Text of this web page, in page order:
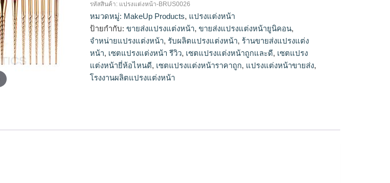
แปรงแต่งหน้า, ขายส่งแปรงแต่งหน้า, ขายส่งแปรงแต่งหน้ายูนิคอน,
จำหน่ายแปรงแต่งหน้า, รับผลิตแปรงแต่งหน้า, ร้านขายส่งแปรงแต่ง
หน้า, เซตแปรงแต่งหน้า, เซตแปรงแต่งหน้า รีวิว, เซตแปรงแต่งหน้าถูก
และดี, เซตแปรงแต่งหน้ายี่ห้อไหนดี, เซตแปรงแต่งหน้าราคาถูก, แปรง
แต่งหน้า, แปรงแต่งหน้าขายส่ง, โรงงานขายส่งแปรงแต่งหน้ามโรงงา
ผลิต, โรงงานผลิตแปรงแต่งหน้า
รหัสสินค้า: แปรงแต่งหน้า-BRUS0026
หมวดหมู่: MakeUp Products, แปรงแต่งหน้า
ป้ายกำกับ:ขายส่งแปรงแต่งหน้า,ขายส่งแปรงแต่งหน้ายูนิคอน,
จำหน่ายแปรงแต่งหน้า, รับผลิตแปรงแต่งหน้า, ร้านขายส่งแปรงแต่ง
หน้า, เซตแปรงแต่งหน้า รีวิว, เซตแปรงแต่งหน้าถูกและดี, เซตแปรง
แต่งหน้ายี่ห้อไหนดี, เซตแปรงแต่งหน้าราคาถูก, แปรงแต่งหน้าขายส่ง,
โรงงานผลิตแปรงแต่งหน้า